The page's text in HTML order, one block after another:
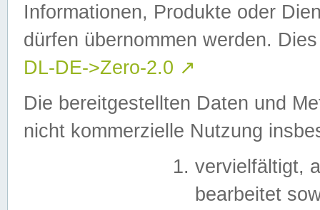
Informationen, Produkte oder
dürfen übernommen werden.
DL-DE->Zero-2.0 ↗
Die bereitgestellten Daten und
nicht kommerzielle Nutzung
vervielfältigt,
bearbeitet